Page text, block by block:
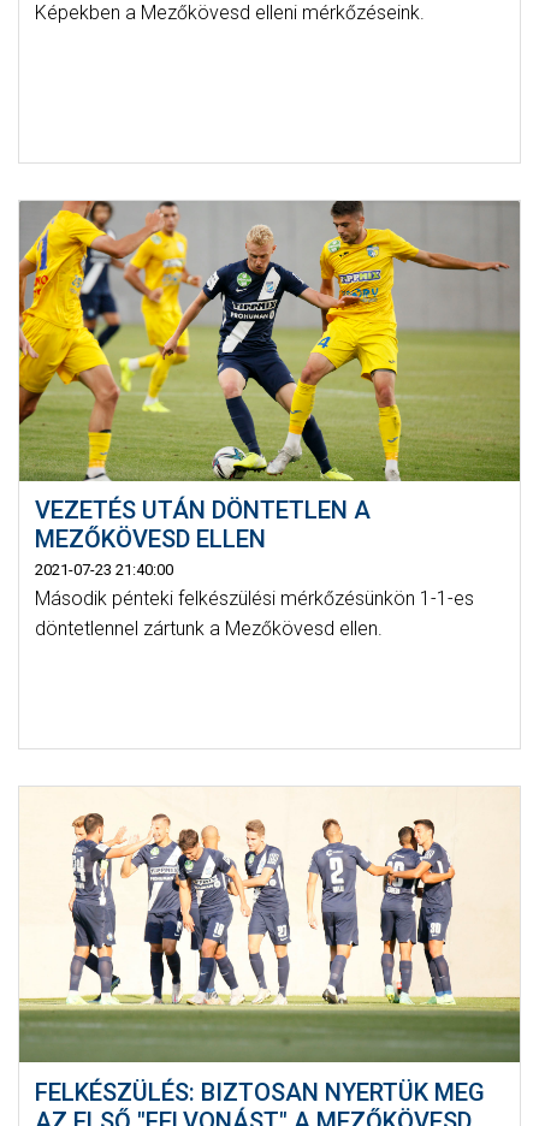
Képekben a Mezőkövesd elleni mérkőzéseink.
VEZETÉS UTÁN DÖNTETLEN A
MEZŐKÖVESD ELLEN
2021-07-23 21:40:00
Második pénteki felkészülési mérkőzésünkön 1-1-es
döntetlennel zártunk a Mezőkövesd ellen.
FELKÉSZÜLÉS: BIZTOSAN NYERTÜK MEG